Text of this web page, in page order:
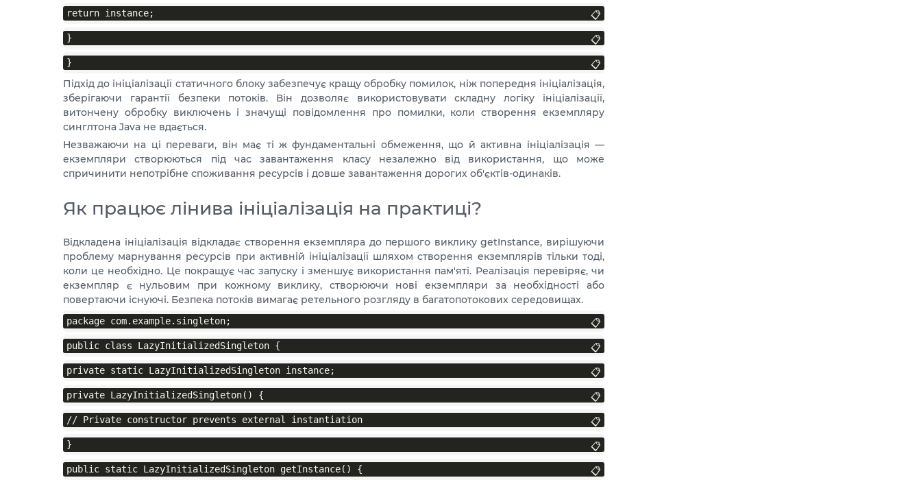
return instance; 📋
} 📋
} 📋
Підхід до ініціалізації статичного блоку забезпечує кращу обробку помилок, ніж попередня ініціалізація,
зберігаючи гарантії безпеки потоків. Він дозволяє використовувати складну логіку ініціалізації,
витончену обробку виключень і значущі повідомлення про помилки, коли створення екземпляру
синглтона Java не вдається.
Незважаючи на ці переваги, він має ті ж фундаментальні обмеження, що й активна ініціалізація —
екземпляри створюються під час завантаження класу незалежно від використання, що може
спричинити непотрібне споживання ресурсів і довше завантаження дорогих об'єктів-одинаків.
Як працює лінива ініціалізація на практиці?
Відкладена ініціалізація відкладає створення екземпляра до першого виклику getInstance, вирішуючи
проблему марнування ресурсів при активній ініціалізації шляхом створення екземплярів тільки тоді,
коли це необхідно. Це покращує час запуску і зменшує використання пам'яті. Реалізація перевіряє, чи
екземпляр є нульовим при кожному виклику, створюючи нові екземпляри за необхідності або
повертаючи існуючі. Безпека потоків вимагає ретельного розгляду в багатопотокових середовищах.
package com.example.singleton; 📋
public class LazyInitializedSingleton { 📋
private static LazyInitializedSingleton instance; 📋
private LazyInitializedSingleton() { 📋
// Private constructor prevents external instantiation 📋
} 📋
public static LazyInitializedSingleton getInstance() { 📋